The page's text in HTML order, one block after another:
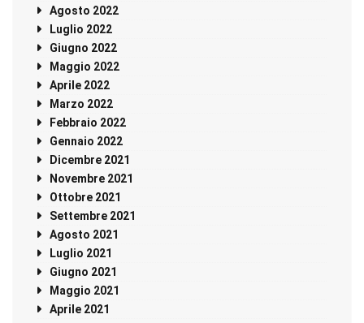
Agosto 2022
Luglio 2022
Giugno 2022
Maggio 2022
Aprile 2022
Marzo 2022
Febbraio 2022
Gennaio 2022
Dicembre 2021
Novembre 2021
Ottobre 2021
Settembre 2021
Agosto 2021
Luglio 2021
Giugno 2021
Maggio 2021
Aprile 2021